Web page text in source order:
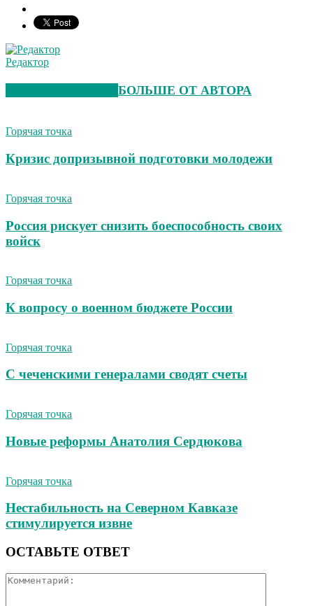
Редактор
БОЛЬШЕ ОТ АВТОРА
Горячая точка
Кризис допризывной подготовки молодежи
Горячая точка
Россия рискует снизить боеспособность своих
войск
Горячая точка
К вопросу о военном бюджете России
Горячая точка
С чеченскими генералами сводят счеты
Горячая точка
Новые реформы Анатолия Сердюкова
Горячая точка
Нестабильность на Северном Кавказе
стимулируется извне
ОСТАВЬТЕ ОТВЕТ